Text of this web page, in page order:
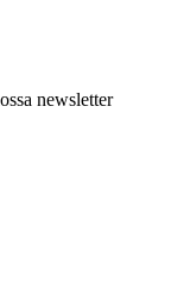
newsletter